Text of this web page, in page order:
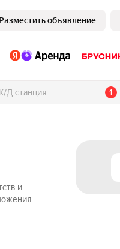
Разместить объявление
1
и